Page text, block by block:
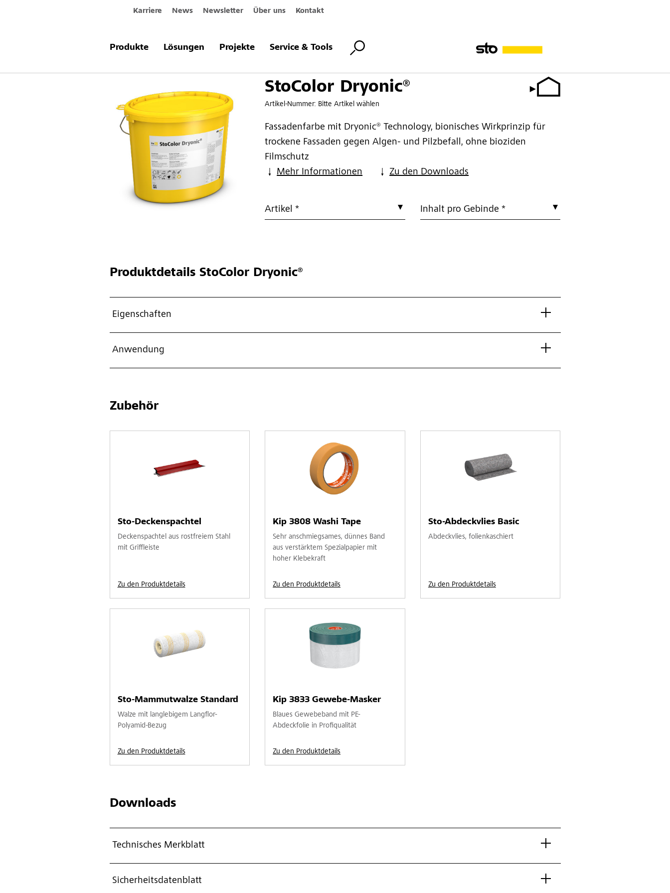
Karriere News Newsletter Über uns Kontakt
Produkte Lösungen Projekte Service & Tools
Produkte & Systeme StoColor Dryonic®
StoColor Dryonic®
Artikel-Nummer: Bitte Artikel wählen
Fassadenfarbe mit Dryonic® Technology, bionisches Wirkprinzip für
trockene Fassaden gegen Algen- und Pilzbefall, ohne bioziden
Filmschutz
Mehr Informationen
Zu den Downloads
Artikel * Inhalt pro Gebinde *
ProduktdetailsStoColor Dryonic®
Eigenschaften
Anwendung
Zubehör
Sto-Deckenspachtel
Deckenspachtel aus rostfreiem Stahl
mit Griffleiste
Zu den Produktdetails
Kip 3808 Washi Tape
Sehr anschmiegsames, dünnes Band
aus verstärktem Spezialpapier mit
hoher Klebekraft
Zu den Produktdetails
Sto-Abdeckvlies Basic
Abdeckvlies, folienkaschiert
Zu den Produktdetails
Sto-Mammutwalze Standard
Walze mit langlebigem Langflor-
Polyamid-Bezug
Zu den Produktdetails
Kip 3833 Gewebe-Masker
Blaues Gewebeband mit PE-
Abdeckfolie in Profiqualität
Zu den Produktdetails
Downloads
Technisches Merkblatt
Sicherheitsdatenblatt